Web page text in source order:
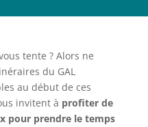
tente ? Alors ne
du GAL
au début de ces
invitent à profiter de
pour prendre le temps